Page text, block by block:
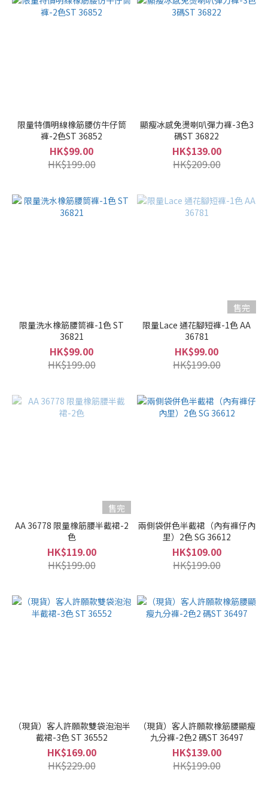
限量特價明線橡筋腰仿牛仔筒
褲-2色ST 36852
HK$99.00
HK$199.00
顯瘦冰感免燙喇叭彈力褲-3色3
碼ST 36822
HK$139.00
HK$209.00
限量洗水橡筋腰筒褲-1色 ST
36821
HK$99.00
HK$199.00
售完
限量Lace 通花腳短褲-1色 AA
36781
HK$99.00
HK$199.00
售完
AA 36778 限量橡筋腰半截裙-2
色
HK$119.00
HK$199.00
兩側袋併色半截裙（內有褲仔內
里）2色 SG 36612
HK$109.00
HK$199.00
（現貨）客人許願款雙袋泡泡半
截裙-3色 ST 36552
HK$169.00
HK$229.00
（現貨）客人許願款橡筋腰顯瘦
九分褲-2色2 碼ST 36497
HK$139.00
HK$199.00